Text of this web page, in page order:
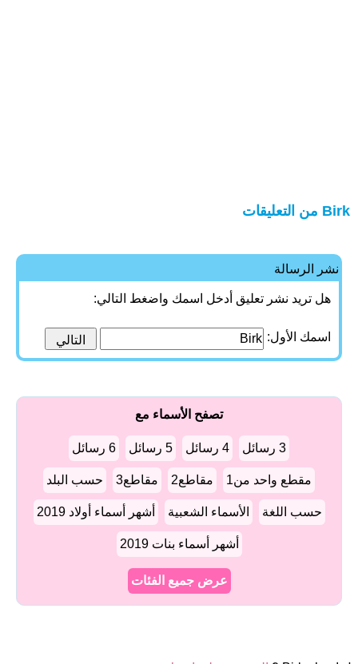
Birk من التعليقات
نشر الرسالة
هل تريد نشر تعليق أدخل اسمك واضغط التالي:
اسمك الأول:
تصفح الأسماء مع
3 رسائل 4 رسائل 5 رسائل 6 رسائل
مقطع واحد من1 مقاطع2 مقاطع3 حسب البلد
حسب اللغة الأسماء الشعبية أشهر أسماء أولاد 2019
أشهر أسماء بنات 2019
عرض جميع الفئات